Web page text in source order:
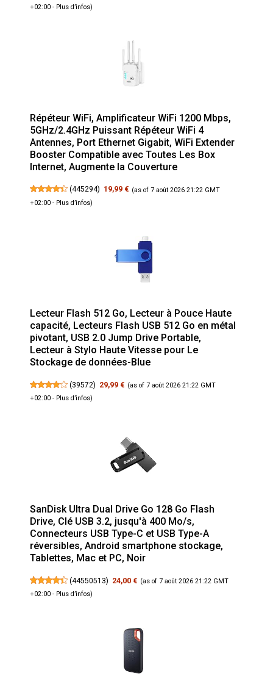
+02:00 - Plus d’infos)
Répéteur WiFi, Amplificateur WiFi 1200 Mbps,
5GHz/2.4GHz Puissant Répéteur WiFi 4
Antennes, Port Ethernet Gigabit, WiFi Extender
Booster Compatible avec Toutes Les Box
Internet, Augmente la Couverture
(445294) 19,99 € (as of 7 août 2026 21:22 GMT
+02:00 - Plus d’infos)
Lecteur Flash 512 Go, Lecteur à Pouce Haute
capacité, Lecteurs Flash USB 512 Go en métal
pivotant, USB 2.0 Jump Drive Portable,
Lecteur à Stylo Haute Vitesse pour Le
Stockage de données-Blue
(39572) 29,99 € (as of 7 août 2026 21:22 GMT
+02:00 - Plus d’infos)
SanDisk Ultra Dual Drive Go 128 Go Flash
Drive, Clé USB 3.2, jusqu'à 400 Mo/s,
Connecteurs USB Type-C et USB Type-A
réversibles, Android smartphone stockage,
Tablettes, Mac et PC, Noir
(44550513) 24,00 € (as of 7 août 2026 21:22 GMT
+02:00 - Plus d’infos)